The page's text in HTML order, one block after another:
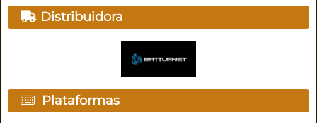
Distribuidora
Plataformas